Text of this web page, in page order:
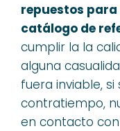
repuestos
catálogo de
cumplir la la
alguna
fuera inviable,
contratiempo,
en contacto